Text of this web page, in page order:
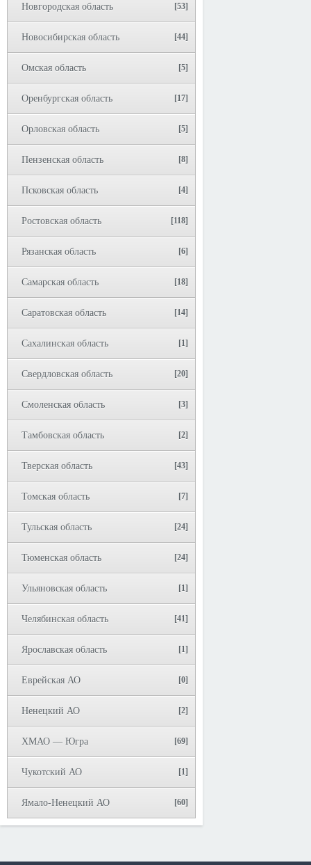
Новгородская область [53]
Новосибирская область [44]
Омская область [5]
Оренбургская область [17]
Орловская область [5]
Пензенская область [8]
Псковская область [4]
Ростовская область [118]
Рязанская область [6]
Самарская область [18]
Саратовская область [14]
Сахалинская область [1]
Свердловская область [20]
Смоленская область [3]
Тамбовская область [2]
Тверская область [43]
Томская область [7]
Тульская область [24]
Тюменская область [24]
Ульяновская область [1]
Челябинская область [41]
Ярославская область [1]
Еврейская АО [0]
Ненецкий АО [2]
ХМАО — Югра [69]
Чукотский АО [1]
Ямало-Ненецкий АО [60]